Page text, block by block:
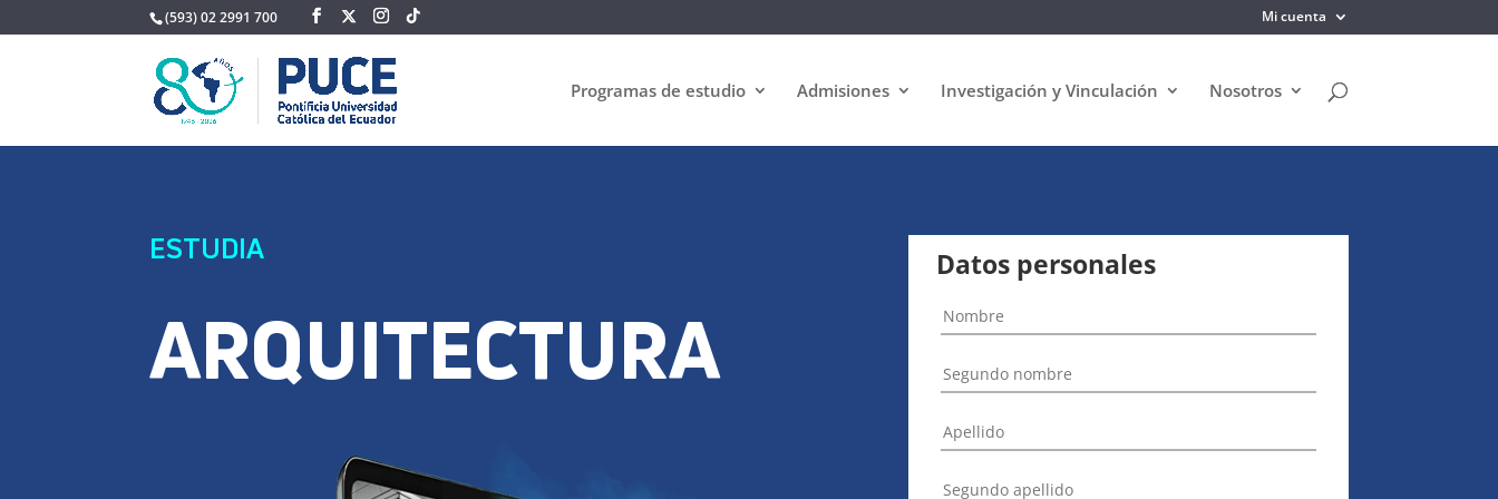
(593) 02 2991 700 Mi cuenta
Programas de estudio Admisiones Investigación y Vinculación Nosotros
ESTUDIA
ARQUITECTURA
Datos personales